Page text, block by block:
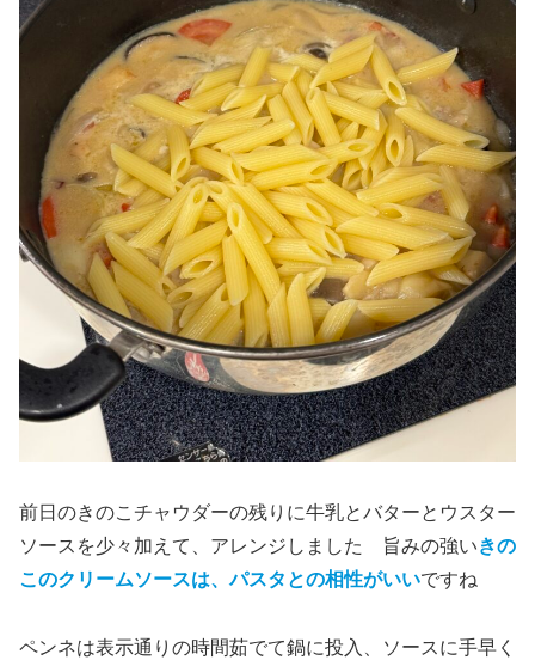
前日のきのこチャウダーの残りに牛乳とバターとウスター
ソースを少々加えて、アレンジしました 旨みの強いきの
このクリームソースは、パスタとの相性がいいですね
ペンネは表示通りの時間茹でて鍋に投入、ソースに手早く